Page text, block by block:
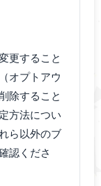
更すること
オプトアウ
除すること
方法につい
ら以外のブ
認くださ